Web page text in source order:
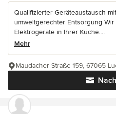
Qualifizierter Geräteaustausch
umweltgerechter Entsorgung
Elektrogeräte in Ihrer Küche....
Mehr
Maudacher Straße 159, 67065